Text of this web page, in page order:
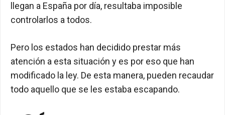
llegan a España por día, resultaba imposible
controlarlos a todos.
Pero los estados han decidido prestar más
atención a esta situación y es por eso que han
modificado la ley. De esta manera, pueden recaudar
todo aquello que se les estaba escapando.